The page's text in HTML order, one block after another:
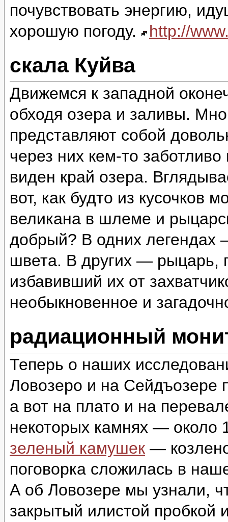
почувствовать энергию,
хорошую погоду.
http://
скала Куйва
Движемся к западной
обходя озера и заливы.
представляют собой
через них кем-то
виден край озера.
вот, как будто из кусочков
великана в шлеме и
добрый? В одних
швета. В других —
избавивший их от
необыкновенное и
радиационный
Теперь о наших
Ловозеро и на Сейдъозере
а вот на плато и на
некоторых камнях — около
зеленый камушек —
поговорка сложилась в
А об Ловозере мы узнали,
закрытый илистой пробкой